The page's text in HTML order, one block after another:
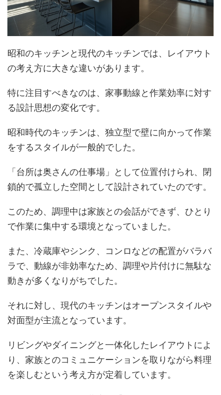
昭和のキッチンと現代のキッチンでは、レイアウト
の考え方に大きな違いがあります。
特に注目すべきなのは、家事動線と作業効率に対す
る設計思想の変化です。
昭和時代のキッチンは、独立型で壁に向かって作業
をするスタイルが一般的でした。
「台所は奥さんの仕事場」として位置付けられ、閉
鎖的で孤立した空間として設計されていたのです。
このため、調理中は家族との会話ができず、ひとり
で作業に集中する環境となっていました。
また、冷蔵庫やシンク、コンロなどの配置がバラバ
ラで、動線が非効率なため、調理や片付けに無駄な
動きが多くなりがちでした。
それに対し、現代のキッチンはオープンスタイルや
対面型が主流となっています。
リビングやダイニングと一体化したレイアウトによ
り、家族とのコミュニケーションを取りながら料理
を楽しむという考え方が定着しています。